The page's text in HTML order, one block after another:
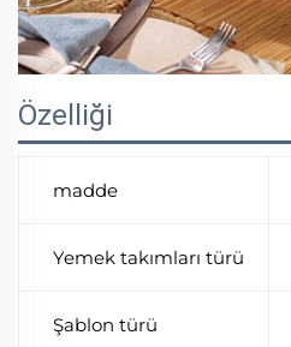
Özelliği
madde
Yemek takımları türü
Şablon türü